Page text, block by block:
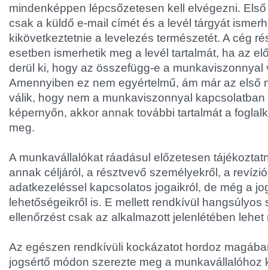
mindenképpen lépcsőzetesen kell elvégezni.
csak a küldő e-mail címét és a levél tárgyát
kikövetkeztetnie a levelezés természetét. A cég
esetben ismerhetik meg a levél tartalmát, ha az
derül ki, hogy az összefügg-e a munkaviszonnyal
Amennyiben ez nem egyértelmű, ám már az első
válik, hogy nem a munkaviszonnyal
képernyőn, akkor annak további tartalmát a
meg.
A munkavállalókat ráadásul előzetesen
annak céljáról, a résztvevő személyekről, a
adatkezeléssel kapcsolatos jogaikról, de még a
lehetőségeikről is. E mellett rendkívül hangsúlyos
ellenőrzést csak az alkalmazott jelenlétében lehet
Az egészen rendkívüli kockázatot hordoz
jogsértő módon szerezte meg a munkavállalóhoz